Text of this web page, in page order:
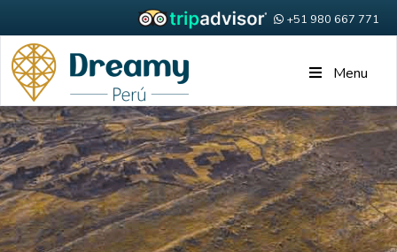
+51 980 667 771
Menu